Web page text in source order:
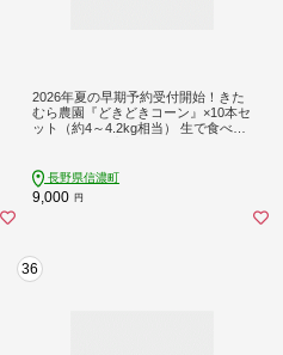
2026年夏の早期予約受付開始！きた
むら農園『どきどきコーン』×10本セ
ット（約4～4.2kg相当） 生で食べら
旬～8月下旬に出荷予定 【長野県信
濃町ふるさと納税】
長野県信濃町
9,000 円
36